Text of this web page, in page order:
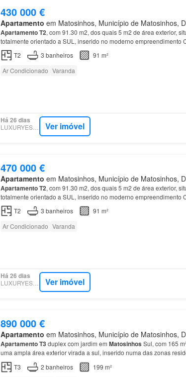
430 000 €
Apartamento em Matosinhos, Município de Matosinhos,
ApartamentoT2, com 91.30 m2, dos quais 5 m2 de área exterior,
totalmente orientado a SUL, inserido no moderno empreendimento
pordois quartos em suite, sala com kitchette e lavandaria,…
T2 3 banheiros
91 m²
Ar Condicionado Varanda
Há 26 dias
LUXURYESTATE Ver imóvel
470 000 €
Apartamento em Matosinhos, Município de Matosinhos,
ApartamentoT2, com 91.30 m2, dos quais 5 m2 de área exterior,
totalmente orientado a SUL, inserido no moderno empreendimento
pordois quartos em suite, sala com kitchette e lavandaria,…
T2 3 banheiros
91 m²
Ar Condicionado Varanda
Há 26 dias
LUXURYESTATE Ver imóvel
890 000 €
Apartamento em Matosinhos, Município de Matosinhos,
ApartamentoT3duplex com jardim em Matosinhos Sul, com 165
uma ampla área exterior virada a sul, inserido numa das zonas
superior desenvolve-se a zona mais privada da habitação, com…
T3 2 banheiros
199 m²